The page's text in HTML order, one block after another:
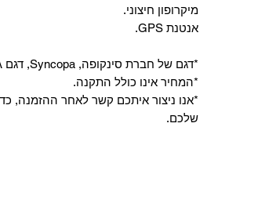
מיקרופון חיצוני.
אנטנת GPS.
*דגם של חברת סינקופה, Syncopa, דגם ZETA.
*המחיר אינו כולל התקנה.
*אנו ניצור איתכם קשר לאחר ההזמנה,
שלכם.